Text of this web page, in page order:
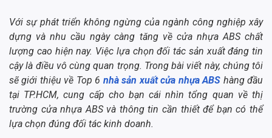
Với sự phát triển không ngừng của ngành công nghiệp xây
dựng và nhu cầu ngày càng tăng về cửa nhựa ABS chất
lượng cao hiện nay. Việc lựa chọn đối tác sản xuất đáng tin
cậy là điều vô cùng quan trọng. Trong bài viết này, chúng tôi
sẽ giới thiệu về Top 6 nhà sản xuất cửa nhựa ABS hàng đầu
tại TP.HCM, cung cấp cho bạn cái nhìn tổng quan về thị
trường cửa nhựa ABS và thông tin cần thiết để bạn có thể
lựa chọn đúng đối tác kinh doanh.